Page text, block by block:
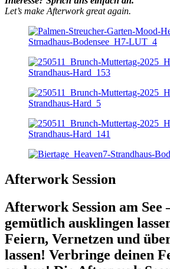
Let’s make Afterwork great again.
Afterwork Session
Afterwork Session am See
gemütlich ausklingen
Feiern, Vernetzen und
lassen! Verbringe deinen